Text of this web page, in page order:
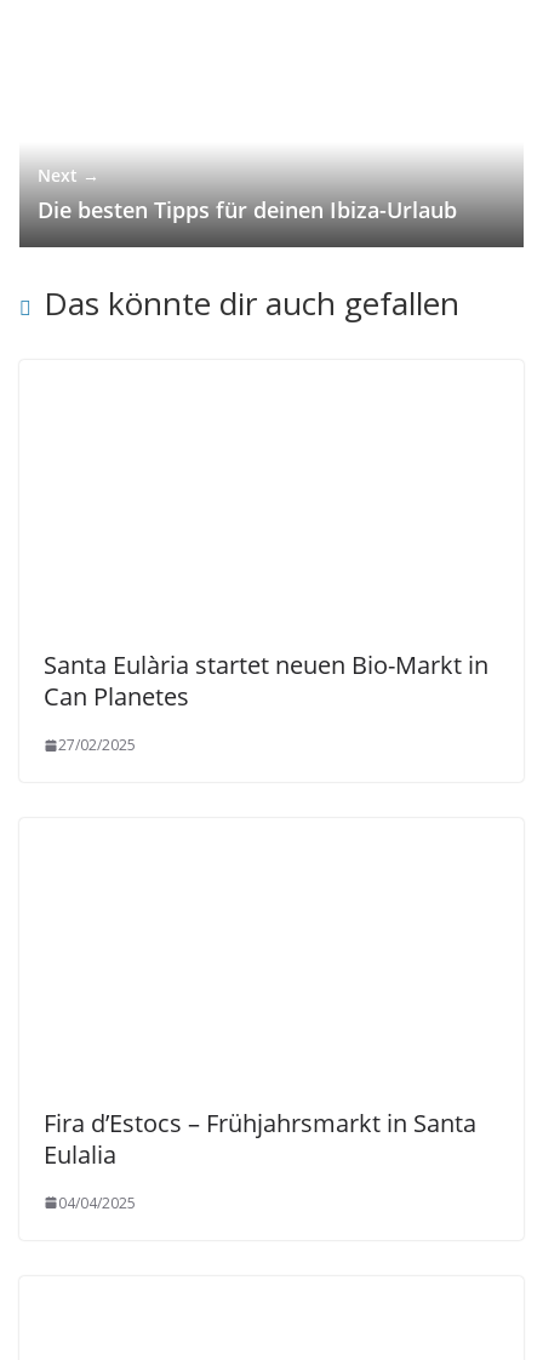
Next →
Die besten Tipps für deinen Ibiza-Urlaub
Das könnte dir auch gefallen
Santa Eulària startet neuen Bio-Markt in
Can Planetes
27/02/2025
Fira d’Estocs – Frühjahrsmarkt in Santa
Eulalia
04/04/2025